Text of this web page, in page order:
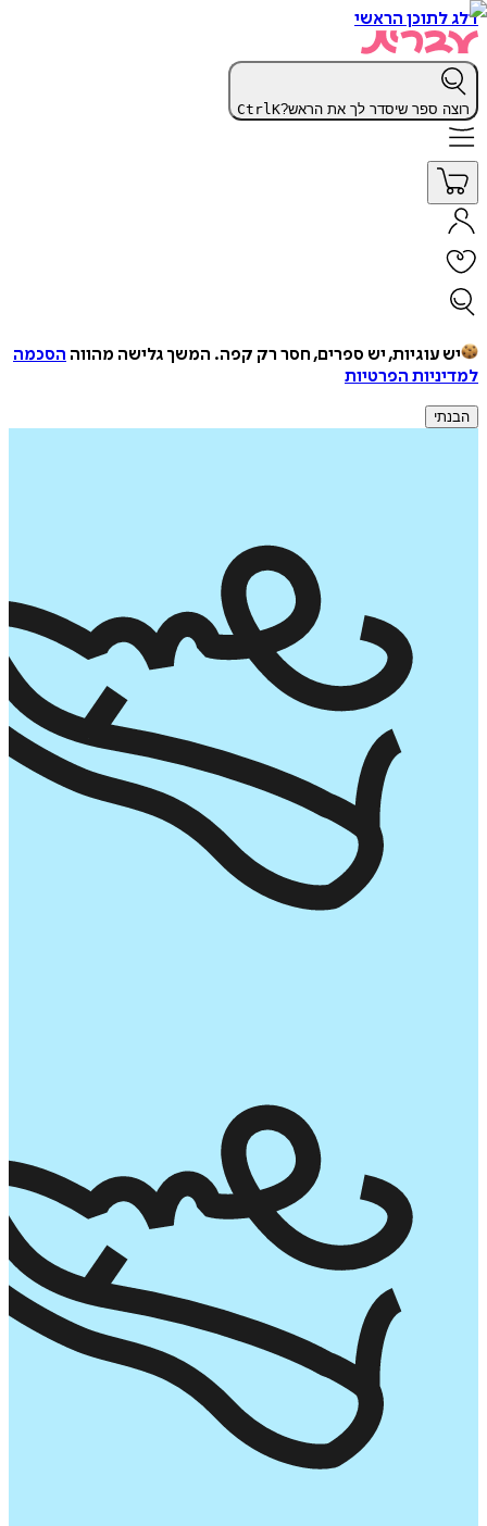
דלג לתוכן הראשי
רוצה ספר שיסדר לך את הראש? CtrlK
יש עוגיות, יש ספרים, חסר רק קפה. המשך גלישה מהווה הסכמה
למדיניות הפרטיות
הבנתי